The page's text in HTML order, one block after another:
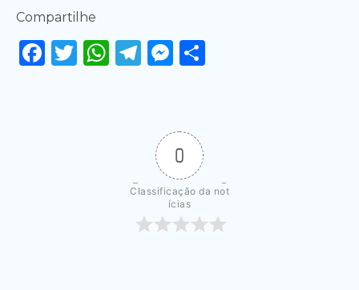
Compartilhe
Facebook
Twitter
WhatsApp
Telegram
Messenger
0
Classificação da not
ícias